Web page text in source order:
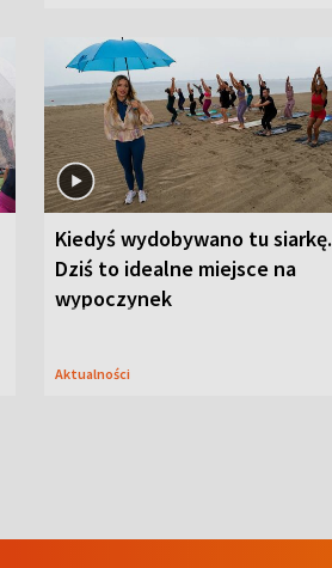
Kiedyś wydobywano tu siarkę.
Dziś to idealne miejsce na
wypoczynek
Aktualności